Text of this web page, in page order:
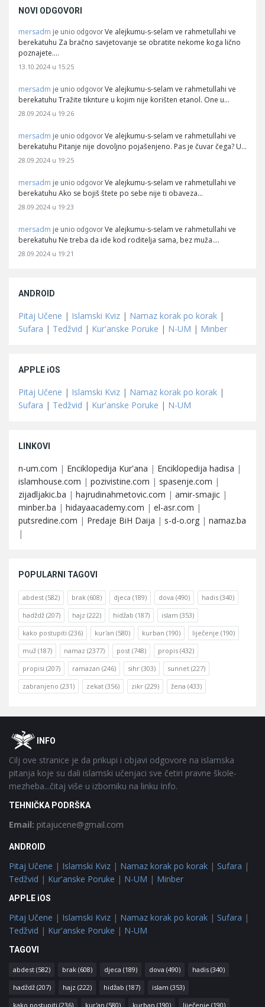
NOVI ODGOVORI
mersadm je unio odgovor Ve alejkumu-s-selam ve rahmetullahi ve
berekatuhu Za bračno savjetovanje se obratite nekome koga lično
poznajete.…
13.10.2024 u 15:25
mersadm je unio odgovor Ve alejkumu-s-selam ve rahmetullahi ve
berekatuhu Tražite tiknture u kojim nije korišten etanol. One u…
28.09.2024 u 19:26
mersadm je unio odgovor Ve alejkumu-s-selam ve rahmetullahi ve
berekatuhu Pitanje nije dovoljno pojašenjeno. Pas je čuvar čega? U…
28.09.2024 u 19:25
mersadm je unio odgovor Ve alejkumu-s-selam ve rahmetullahi ve
berekatuhu Ako se bojiš štete po sebe nije ti obaveza…
28.09.2024 u 19:23
mersadm je unio odgovor Ve alejkumu-s-selam ve rahmetullahi ve
berekatuhu Ne treba da ide kod roditelja sama, bez muža.…
28.09.2024 u 19:21
ANDROID
Pitaj Učene | Islamski Kviz | Namaz korak po korak |
Sufara | Tedžvid | Kur'anske Poruke | N-UM | Minber
APPLE iOS
Pitaj Učene | Islamski Kviz | Namaz korak po korak |
Sufara | Tedžvid | Kur'anske Poruke | N-UM
LINKOVI
n-um.com | Enciklopedija Kur'ana | Enciklopedija hadisa |
islamhouse.com | pozivistine.com | spasenje.com |
zijadljakic.ba | hajrudinahmetovic.com | amir-smajic |
minber.ba | hidayaacademy.com | el-asr.com |
putsredine.com | Predaje BiH Daija | s-d-o.org | namaz.ba
|
POPULARNI TAGOVI
abdest (582) brak (608) djeca (189) dova (490) hadis (340)
hadždž (207) hajz (222) hidžab (187) islam (353)
kako postupiti (236) kur'an (580) kurban (190) liječenje (190)
muž (187) namaz (2377) post (748) propis (432)
propisi (207) ramazan (246) sihr (303) sunnet (227)
zabranjeno (231) zekat (356) zikr (229) žena (433)
FooterOINFO
Cilj ove stranice je da prikupi i objavi odgovore na islamska
pitanja koje su dali islamski učenjaci sve četiri pravne škole-
mezheba...čitaj više u izborniku na linku Info.
TEHNIČKA PODRŠKA
Email: pitajucene@gmail.com
ANDROID
Pitaj Učene | Islamski Kviz | Namaz korak po korak | Sufara |
Tedžvid | Kur'anske Poruke | N-UM | Minber
APPLE iOS
Pitaj Učene | Islamski Kviz | Namaz korak po korak | Sufara |
Tedžvid | Kur'anske Poruke | N-UM
TAGOVI
abdest (582) brak (608) djeca (189) dova (490) hadis (340)
hadždž (207) hajz (222) hidžab (187) islam (353)
kako postupiti (236) kur'an (580) kurban (190) liječenje (190)